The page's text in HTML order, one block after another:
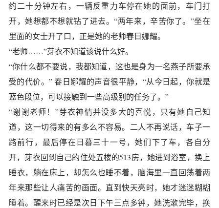
约二十分钟左右，一辆反重力车停在她的面前，车门打
开，她想都不想就钻了进去。“两年来，辛苦你了。”坐在
里面的女士开了口，正是她的老师春日娜耀。
“老师……”芽衣不知道该说什么好。
“你什么都不要说，我都知道，这也是身为一名燕子所要承
受的代价。” 春日娜耀的声音很平静，“从今日起，你就是
蓝色段位，可以接触到一些高级别的任务了。”
“谢谢老师！”芽衣神情并没多大的喜悦，只有她自己知
道，这一切得来的有多么不容易。二人不再说话，车子一
路前行，最后停在日暮三十一号，她们下了车，各自分
开，芽衣回到自己的住处五楼的513房，她进到浴室，换上
睡衣，躺在床上，却怎么也睡不着，脑海里一直回荡着两
年来那些让人痛苦的画面。直到快天亮时，她才迷迷糊糊
睡着。醒来时已经是次日下午三点多钟，她洗漱完毕，换